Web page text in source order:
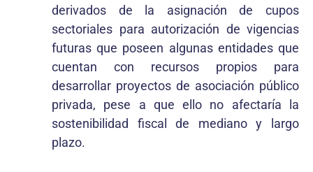
derivados de la asignación de cupos
sectoriales para autorización de vigencias
futuras que poseen algunas entidades que
cuentan con recursos propios para
desarrollar proyectos de asociación público
privada, pese a que ello no afectaría la
sostenibilidad fiscal de mediano y largo
plazo.